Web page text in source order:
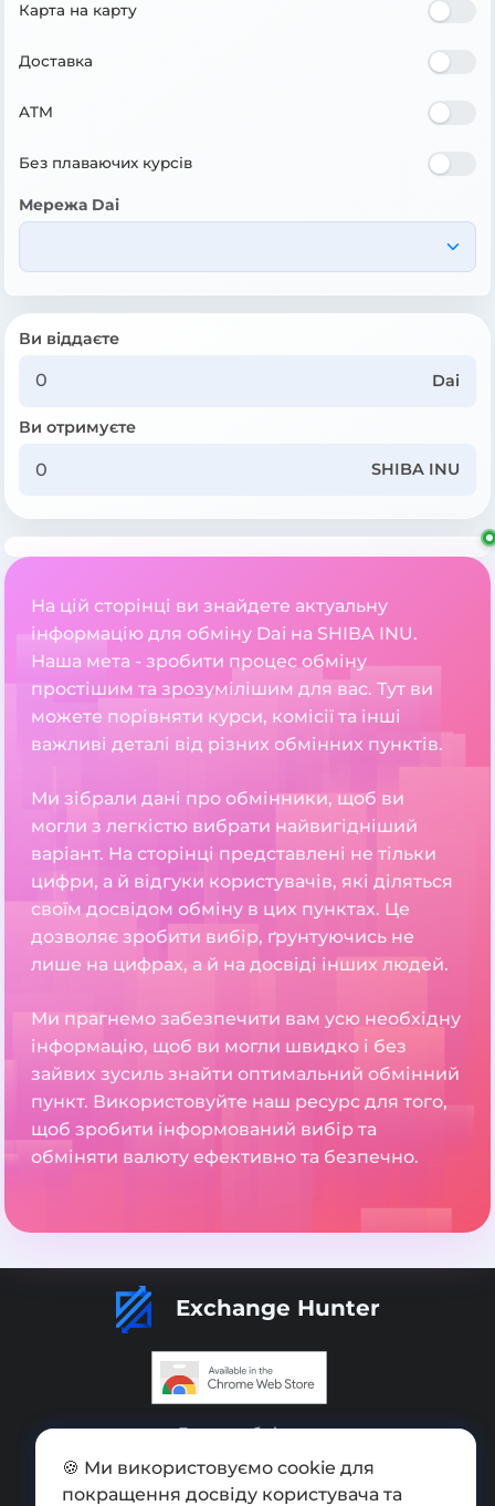
Карта на карту
Доставка
ATM
Без плаваючих курсів
Мережа Dai
Ви віддаєте
Dai
Ви отримуєте
SHIBA INU
На цій сторінці ви знайдете актуальну
інформацію для обміну Dai на SHIBA INU.
Наша мета - зробити процес обміну
простішим та зрозумілішим для вас. Тут ви
можете порівняти курси, комісії та інші
важливі деталі від різних обмінних пунктів.
Ми зібрали дані про обмінники, щоб ви
могли з легкістю вибрати найвигідніший
варіант. На сторінці представлені не тільки
цифри, а й відгуки користувачів, які діляться
своїм досвідом обміну в цих пунктах. Це
дозволяє зробити вибір, ґрунтуючись не
лише на цифрах, а й на досвіді інших людей.
Ми прагнемо забезпечити вам усю необхідну
інформацію, щоб ви могли швидко і без
зайвих зусиль знайти оптимальний обмінний
пункт. Використовуйте наш ресурс для того,
щоб зробити інформований вибір та
обміняти валюту ефективно та безпечно.
Exchange Hunter
Додати обмінник
Мапа сайту
🍪 Ми використовуємо cookie для
покращення досвіду користувача та